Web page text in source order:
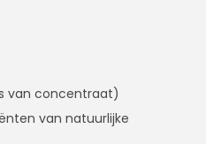
van concentraat)
van natuurlijke